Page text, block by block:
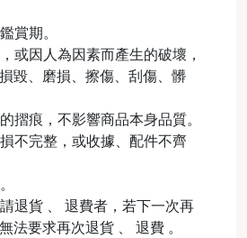
賞期。
或因人為因素而產生的破壞，
毀、磨損、擦傷、刮傷、髒
摺痕，不影響商品本身品質。
不完整，或收據、配件不齊
退貨 、 退費者，若下一次再
法要求再次退貨 、 退費 。